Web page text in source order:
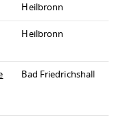
Heilbronn
Heilbronn
Bad Friedrichshall